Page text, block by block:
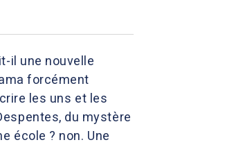
il une nouvelle
forcément
les uns et les
du mystère
école ? non. Une